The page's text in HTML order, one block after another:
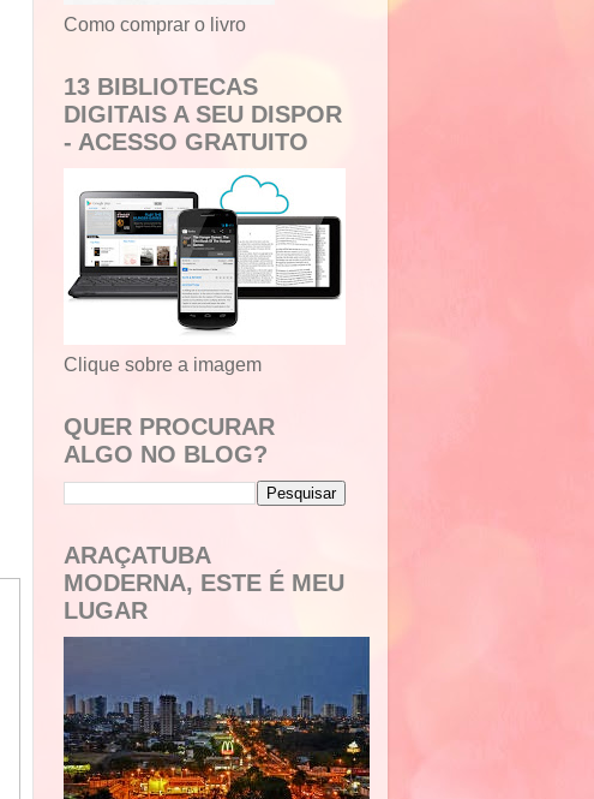
Como comprar o livro
13 BIBLIOTECAS
DIGITAIS A SEU DISPOR
- ACESSO GRATUITO
Clique sobre a imagem
QUER PROCURAR
ALGO NO BLOG?
ARAÇATUBA
MODERNA, ESTE É MEU
LUGAR